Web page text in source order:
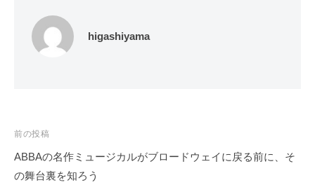
higashiyama
投
稿
ナ
前の投稿
ABBAの名作ミュージカルがブロードウェイに戻る前に、そ
の舞台裏を知ろう